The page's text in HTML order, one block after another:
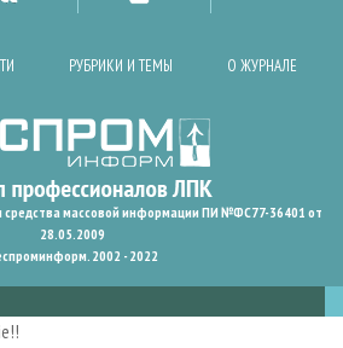
РУБРИКИ И ТЕМЫ О ЖУРНАЛЕ
средства массовой информации ПИ №ФС77-36401 от
28.05.2009
2002 - 2022